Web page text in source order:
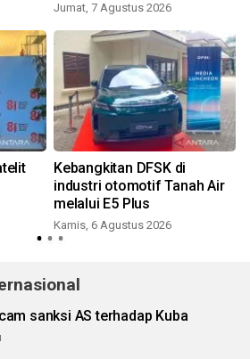
Jumat, 7 Agustus 2026
Kebangkitan DFSK di
industri otomotif Tanah Air
melalui E5 Plus
Kamis, 6 Agustus 2026
sanksi AS terhadap Kuba